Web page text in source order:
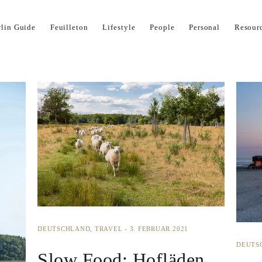
Impressum Kontakt Kooperation Now
Guide Feuilleton Lifestyle People Personal
DEUTSCHLAND TRAVEL 3. FEBRUAR 2021